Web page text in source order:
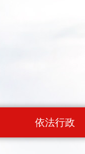
依法行政